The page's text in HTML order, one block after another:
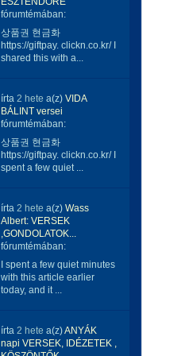
fórumtémában:
상품권 현금화
https://giftpay. clickn.co.kr/ I
shared this with a...
írta 2 hete a(z) VIDA
BÁLINT versei
fórumtémában:
상품권 현금화
https://giftpay. clickn.co.kr/ I
spent a few quiet ...
írta 2 hete a(z) Wass
Albert: VERSEK
,GONDOLATOK...
fórumtémában:
I spent a few quiet minutes
with this article earlier
today, and it ...
írta 2 hete a(z)ANYÁK
napi VERSEK, IDÉZETEK ,